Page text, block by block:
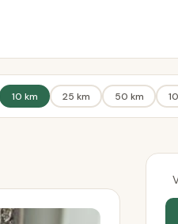
10 km 25 km 50 km